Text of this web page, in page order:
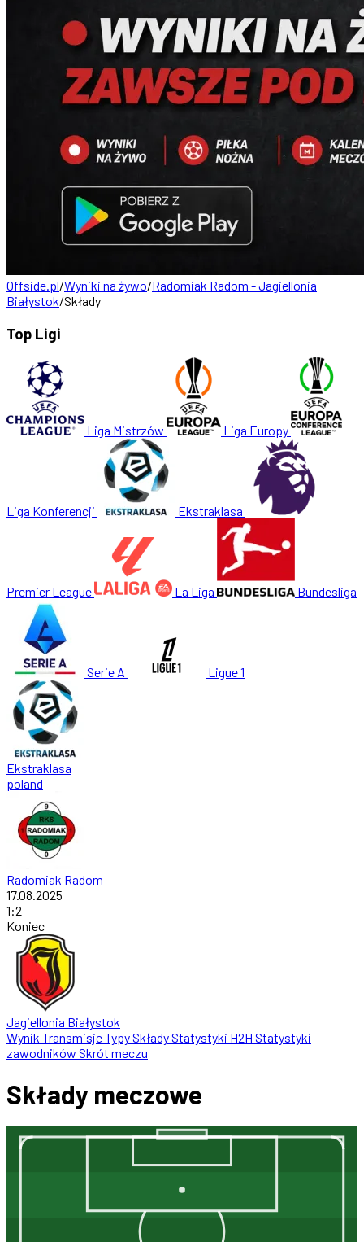
Offside.pl/Wyniki na żywo/Radomiak Radom - Jagiellonia
Białystok/Składy
Top Ligi
Liga Mistrzów Liga Europy
Liga Konferencji Ekstraklasa
Premier League La Liga Bundesliga
Serie A Ligue 1
Ekstraklasa
poland
Radomiak Radom
17.08.2025
1:2
Koniec
Jagiellonia Białystok
Wynik TransmisjeTypySkładyStatystyki H2H Statystyki
zawodników Skrót meczu
Składy meczowe